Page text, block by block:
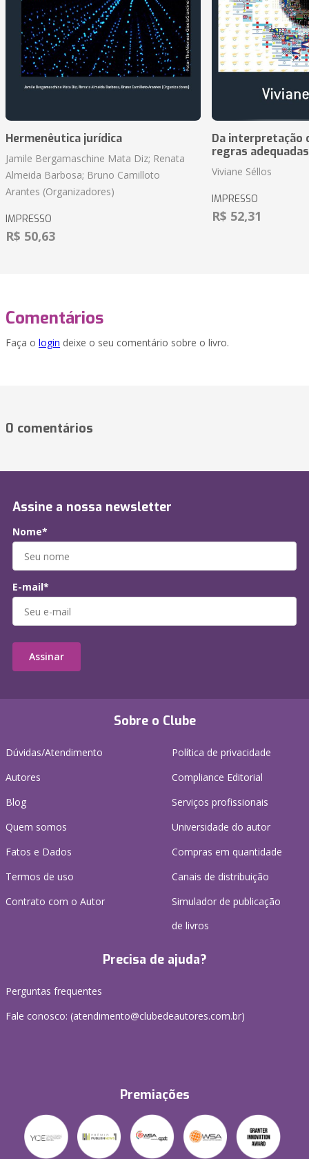
Hermenêutica jurídica
Jamile Bergamaschine Mata Diz; Renata
Almeida Barbosa; Bruno Camilloto
Arantes (Organizadores)
IMPRESSO
R$ 50,63
Da interpretação
regras
Viviane Séllos
IMPRESSO
R$ 52,31
Comentários
Faça o login deixe o seu comentário sobre o livro.
0 comentários
Sobre o Clube
Dúvidas/Atendimento
Autores
Blog
Quem somos
Fatos e Dados
Termos de uso
Contrato com o Autor
Política de privacidade
Compliance Editorial
Serviços profissionais
Universidade do autor
Compras em quantidade
Canais de distribuição
Simulador de publicação
de livros
Precisa de ajuda?
Perguntas frequentes
Fale conosco: (atendimento@clubedeautores.com.br)
Premiações
Assine a nossa newsletter
Nome*
E-mail*
Assinar